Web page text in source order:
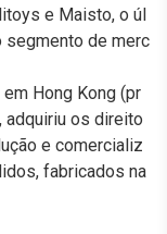
e Maisto, o úl
segmento de merc
Hong Kong (pr
os direito
e comercializ
fabricados na